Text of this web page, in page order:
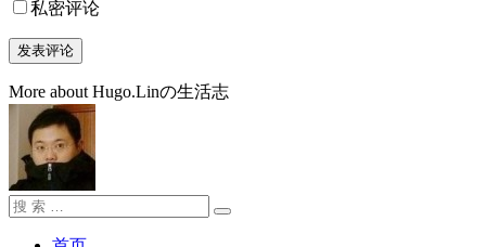
私密评论
More about Hugo.Linの生活志
搜
搜